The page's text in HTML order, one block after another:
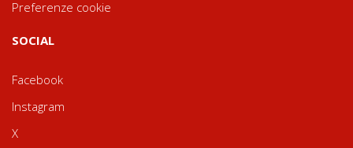
Preferenze cookie
SOCIAL
Facebook
Instagram
X